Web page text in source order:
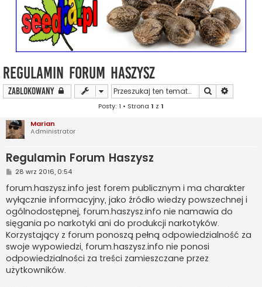
Regulamin Forum Haszysz
Zablokowany Szukaj
Posty: 1 • Strona 1 z 1
Marian
Administrator
Regulamin Forum Haszysz
P
s
t
28 wrz 2016, 0:54
forum.haszysz.info jest forem publicznym i ma charakter
wyłącznie informacyjny, jako źródło wiedzy powszechnej i
ogólnodostępnej, forum.haszysz.info nie namawia do
sięgania po narkotyki ani do produkcji narkotyków.
Korzystający z forum ponoszą pełną odpowiedzialność za
swoje wypowiedzi, forum.haszysz.info nie ponosi
odpowiedzialności za treści zamieszczane przez
użytkowników.